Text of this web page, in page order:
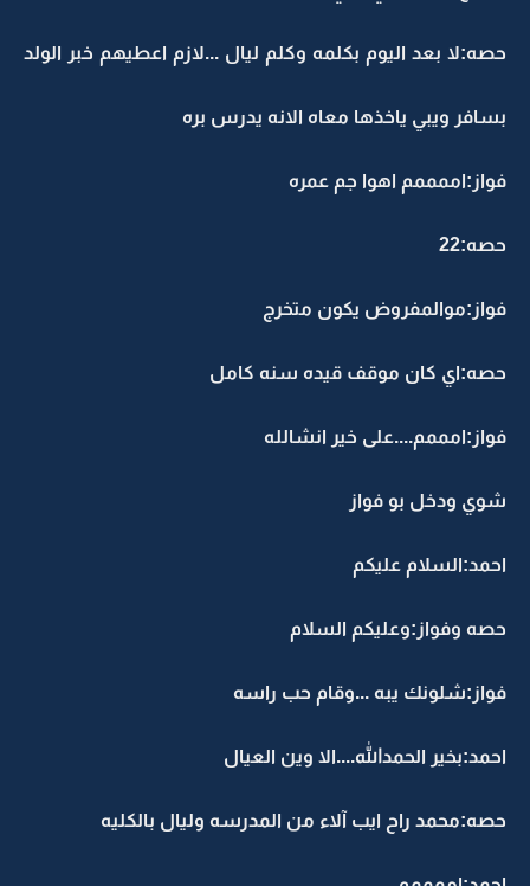
حصه:لا بعد اليوم بكلمه وكلم ليال ...لازم اعطيهم خبر الولد
بسافر ويبي ياخذها معاه الانه يدرس بره
فواز:اممممم اهوا جم عمره
حصه:22
فواز:موالمفروض يكون متخرج
حصه:اي كان موقف قيده سنه كامل
فواز:امممم....على خير انشالله
شوي ودخل بو فواز
احمد:السلام عليكم
حصه وفواز:وعليكم السلام
فواز:شلونك يبه ...وقام حب راسه
احمد:بخير الحمدالله....الا وين العيال
حصه:محمد راح ايب آلاء من المدرسه وليال بالكليه